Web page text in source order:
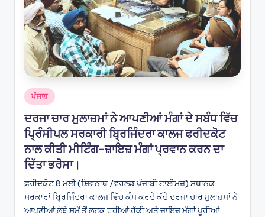
Posted
in
ਪੰਜਾਬ
ਦਰਜਾ ਚਾਰ ਮੁਲਾਜ਼ਮਾਂ ਨੇ ਆਪਣੀਆਂ ਮੰਗਾਂ ਦੇ ਸਬੰਧ ਵਿੱਚ
ਪ੍ਰਿੰਸੀਪਲ ਸਰਕਾਰੀ ਬ੍ਰਿਜਿੰਦਰਾ ਕਾਲਜ ਫਰੀਦਕੋਟ
ਨਾਲ ਕੀਤੀ ਮੀਟਿੰਗ-ਜ਼ਾਇਜ਼ ਮੰਗਾਂ ਪ੍ਰਵਾਨ ਕਰਨ ਦਾ
ਦਿੱਤਾ ਭਰੋਸਾ।
ਫ਼ਰੀਦਕੋਟ 8 ਮਈ (ਸ਼ਿਵਨਾਥ /ਵਰਲਡ ਪੰਜਾਬੀ ਟਾਈਮਜ਼) ਸਥਾਨਕ
ਸਰਕਾਰਾਂ ਬ੍ਰਿਜਿੰਦਰਾ ਕਾਲਜ ਵਿੱਚ ਕੰਮ ਕਰਦੇ ਕੱਚੇ ਦਰਜਾ ਚਾਰ ਮੁਲਾਜ਼ਮਾਂ ਨੇ
ਆਪਣੀਆਂ ਲੰਬੇ ਸਮੇਂ ਤੋਂ ਲਟਕ ਰਹੀਆਂ ਹੱਕੀ ਅਤੇ ਜ਼ਾਇਜ਼ ਮੰਗਾਂ ਪੂਰੀਆਂ…